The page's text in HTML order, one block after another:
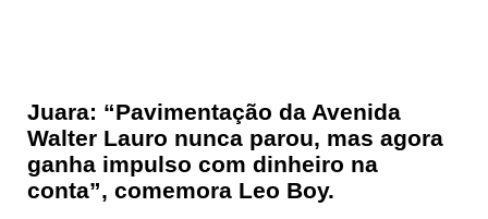
Juara: “Pavimentação da Avenida
Walter Lauro nunca parou, mas agora
ganha impulso com dinheiro na
conta”, comemora Leo Boy.